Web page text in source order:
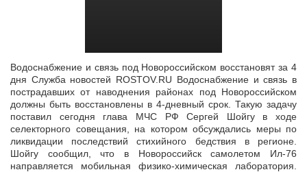
Водоснабжение и связь под Новороссийском восстановят за 4
дня Служба новостей ROSTOV.RU Водоснабжение и связь в
пострадавших от наводнения районах под Новороссийском
должны быть восстановлены в 4-дневный срок. Такую задачу
поставил сегодня глава МЧС РФ Сергей Шойгу в ходе
селекторного совещания, на котором обсуждались меры по
ликвидации последствий стихийного бедствия в регионе.
Шойгу сообщил, что в Новороссийск самолетом Ил-76
направляется мобильная физико-химическая лаборатория.